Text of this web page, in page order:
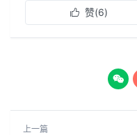
 赞(6)

上一篇